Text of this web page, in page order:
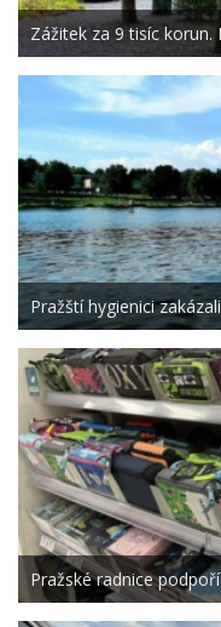
Zážitek za 9 tisíc
Pražští hygienici
Pražské radnice